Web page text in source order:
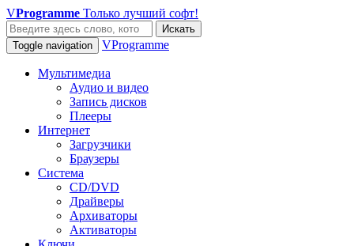
VProgramme Только лучший софт!
Искать
Toggle navigation
VProgramme
Мультимедиа
Аудио и видео
Запись дисков
Плееры
Интернет
Загрузчики
Браузеры
Система
CD/DVD
Драйверы
Архиваторы
Активаторы